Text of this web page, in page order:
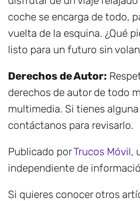
coche se encarga de todo,
vuelta de la esquina. ¿Qué
listo para un futuro sin
Derechos de Autor:
derechos de autor de todo
multimedia. Si tienes
contáctanos para revisarlo.
Publicado porTrucos Móvil,
independiente de
Si quieres conocer otros